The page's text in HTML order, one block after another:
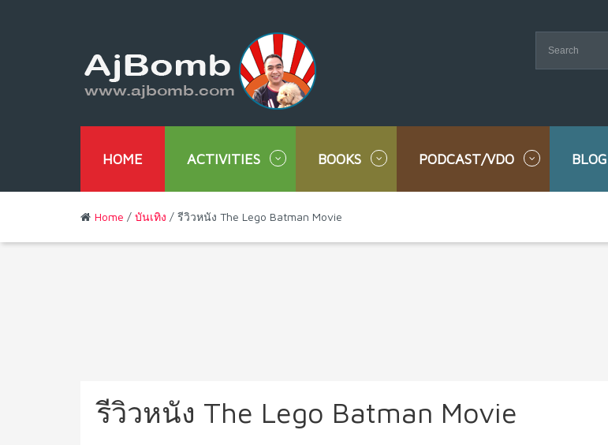
HOME ACTIVITIES BOOKS PODCAST/VDO BLOG
Home / บันเทิง / รีวิวหนัง The Lego Batman Movie
รีวิวหนัง The Lego Batman Movie